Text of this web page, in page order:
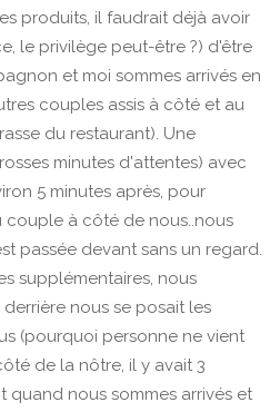
produits, il faudrait déjà avoir
le privilège peut-être ?) d'être
et moi sommes arrivés en
couples assis à côté et au
du restaurant). Une
minutes d'attentes) avec
5 minutes après, pour
à côté de nous..nous
passée devant sans un regard.
supplémentaires, nous
nous se posait les
(pourquoi personne ne vient
de la nôtre, il y avait 3
quand nous sommes arrivés et